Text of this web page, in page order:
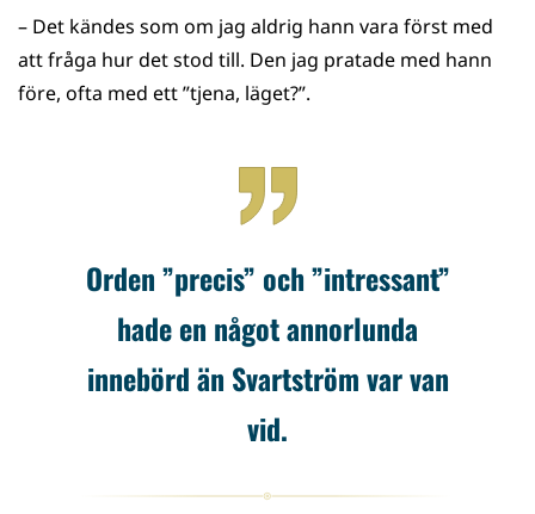
– Det kändes som om jag aldrig hann vara först med
att fråga hur det stod till. Den jag pratade med hann
före, ofta med ett ”tjena, läget?”.
Orden ”precis” och ”intressant”
hade en något annorlunda
innebörd än Svartström var van
vid.